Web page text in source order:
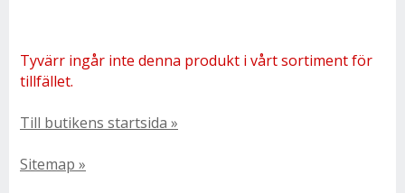
Tyvärr ingår inte denna produkt i vårt sortiment för
tillfället.
Till butikens startsida »
Sitemap »